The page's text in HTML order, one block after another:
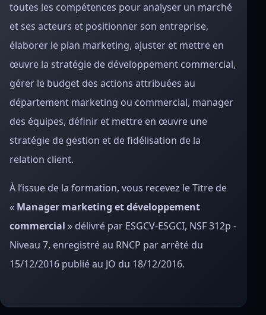
toutes les compétences pour analyser un marché
et ses acteurs et positionner son entreprise,
élaborer le plan marketing, ajuster et mettre en
œuvre la stratégie de développement commercial,
gérer le budget des actions attribuées au
département marketing ou commercial, manager
des équipes, définir et mettre en œuvre une
stratégie de gestion et de fidélisation de la
relation client.
À l’issue de la formation, vous recevez le Titre de
« Manager marketing et développement
commercial » délivré par ESGCV-ESGCI, NSF 312p -
Niveau 7, enregistré au RNCP par arrêté du
15/12/2016 publié au JO du 18/12/2016.